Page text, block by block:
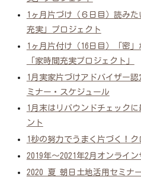
1ヶ月片づけ（６日目）読み
充実」プロジェクト
1ヶ月片付け（16日目）「密
「家時間充実プロジェクト」
1月実家片づけアドバイザー
ミナー・スケジュール
1月末はリバウンドチェック
ント
1秒の努力でうまく片づく！
2019年～2021年2月オンライ
2020 夏 朝日土地活用セミナ